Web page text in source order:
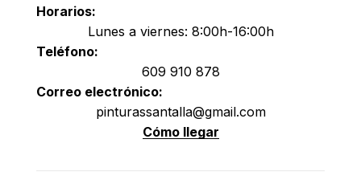
Horarios:
Lunes a viernes: 8:00h-16:00h
Teléfono:
609 910 878
Correo electrónico:
pinturassantalla@gmail.com
Cómo llegar